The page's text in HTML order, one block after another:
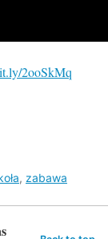
2ooSkMq
, zabawa